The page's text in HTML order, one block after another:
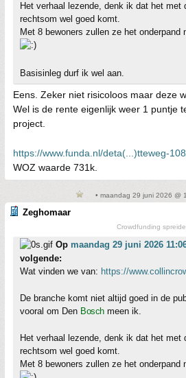
Het verhaal lezende, denk ik dat het
rechtsom wel goed komt.
Met 8 bewoners zullen ze het onderpand
Basisinleg durf ik wel aan.
Eens. Zeker niet risicoloos maar deze
Wel is de rente eigenlijk weer 1 puntje
project.
https://www.funda.nl/deta(...)tteweg-
WOZ waarde 731k.
• maandag 29 juni 2026 @
Zeghomaar
Crowdfunding
Op maandag 29 juni 2026
volgende:
Wat vinden we van: https://
De branche komt niet altijd goed in de
vooral om Den Boschmeen ik.
Het verhaal lezende, denk ik dat het
rechtsom wel goed komt.
Met 8 bewoners zullen ze het onderpand